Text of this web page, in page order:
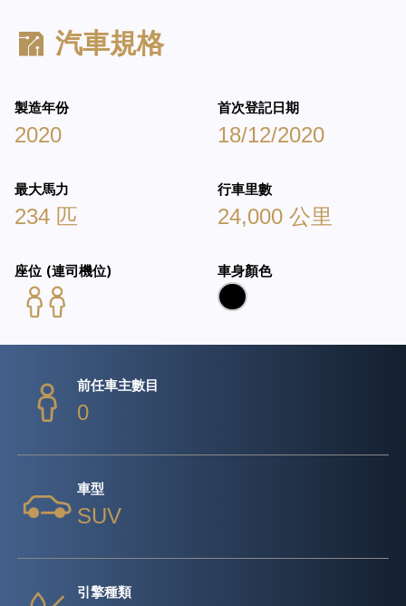
汽車規格
製造年份
2020
首次登記日期
18/12/2020
最大馬力
234 匹
行車里數
24,000 公里
座位 (連司機位) 車身顏色
前任車主數目
0
車型
SUV
引擎種類